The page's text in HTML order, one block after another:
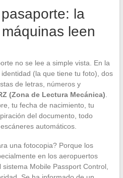
la
leen
no se lee a simple vista. En la
(la que tiene tu foto), dos
de letras, números y
(Zona de Lectura Mecánica)
tu fecha de nacimiento, tu
del documento, todo
automáticos.
una fotocopia? Porque los
en los aeropuertos
Mobile Passport Control,